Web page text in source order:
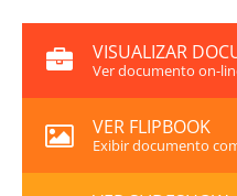
VISUALIZAR
Ver documento on-
VER FLIPBOOK
Exibir documento